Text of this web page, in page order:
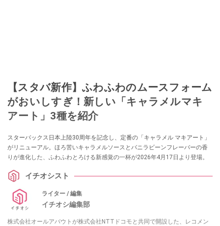
【スタバ新作】ふわふわのムースフォーム
がおいしすぎ！新しい「キャラメルマキ
アート」3種を紹介
スターバックス日本上陸30周年を記念し、定番の「キャラメル マキアート」
がリニューアル。ほろ苦いキャラメルソースとバニラビーンフレーバーの香
りが進化した、ふわふわとろける新感覚の一杯が2026年4月17日より登場。
イチオシスト
ライター / 編集
イチオシ編集部
株式会社オールアバウトが株式会社NTTドコモと共同で開設した、レコメン